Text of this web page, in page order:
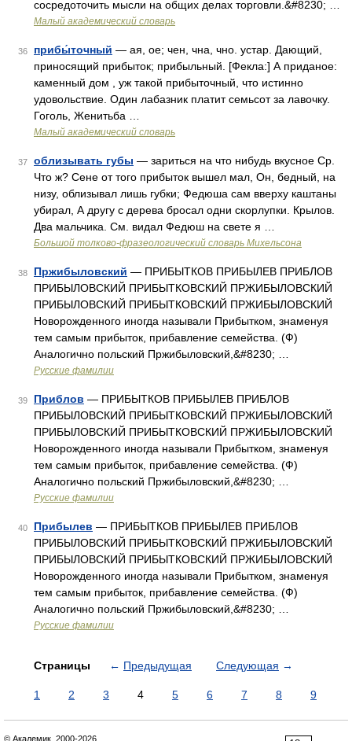
сосредоточить мысли на общих делах торговли.&#8230; …
Малый академический словарь
36 прибы́точный — ая, ое; чен, чна, чно. устар. Дающий,
приносящий прибыток; прибыльный. [Фекла:] А приданое:
каменный дом , уж такой прибыточный, что истинно
удовольствие. Один лабазник платит семьсот за лавочку.
Гоголь, Женитьба …
Малый академический словарь
37 облизывать губы — зариться на что нибудь вкусное Ср.
Что ж? Сене от того прибыток вышел мал, Он, бедный, на
низу, облизывал лишь губки; Федюша сам вверху каштаны
убирал, А другу с дерева бросал одни скорлупки. Крылов.
Два мальчика. См. видал Федюш на свете я …
Большой толково-фразеологический словарь Михельсона
38 Пржибыловский — ПРИБЫТКОВ ПРИБЫЛЕВ ПРИБЛОВ
ПРИБЫЛОВСКИЙ ПРИБЫТКОВСКИЙ ПРЖИБЫЛОВСКИЙ
ПРИБЫЛОВСКИЙ ПРИБЫТКОВСКИЙ ПРЖИБЫЛОВСКИЙ
Новорожденного иногда называли Прибытком, знаменуя
тем самым прибыток, прибавление семейства. (Ф)
Аналогично польский Пржибыловский,&#8230; …
Русские фамилии
39 Приблов — ПРИБЫТКОВ ПРИБЫЛЕВ ПРИБЛОВ
ПРИБЫЛОВСКИЙ ПРИБЫТКОВСКИЙ ПРЖИБЫЛОВСКИЙ
ПРИБЫЛОВСКИЙ ПРИБЫТКОВСКИЙ ПРЖИБЫЛОВСКИЙ
Новорожденного иногда называли Прибытком, знаменуя
тем самым прибыток, прибавление семейства. (Ф)
Аналогично польский Пржибыловский,&#8230; …
Русские фамилии
40 Прибылев — ПРИБЫТКОВ ПРИБЫЛЕВ ПРИБЛОВ
ПРИБЫЛОВСКИЙ ПРИБЫТКОВСКИЙ ПРЖИБЫЛОВСКИЙ
ПРИБЫЛОВСКИЙ ПРИБЫТКОВСКИЙ ПРЖИБЫЛОВСКИЙ
Новорожденного иногда называли Прибытком, знаменуя
тем самым прибыток, прибавление семейства. (Ф)
Аналогично польский Пржибыловский,&#8230; …
Русские фамилии
Страницы ← Предыдущая Следующая →
1 2 3 4 5 6 7 8 9
© Академик, 2000-2026